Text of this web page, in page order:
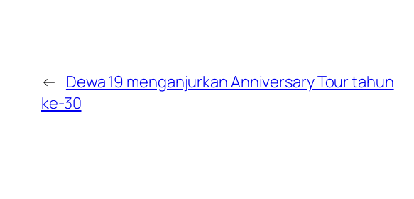
← Dewa 19 menganjurkan Anniversary Tour tahun
ke-30